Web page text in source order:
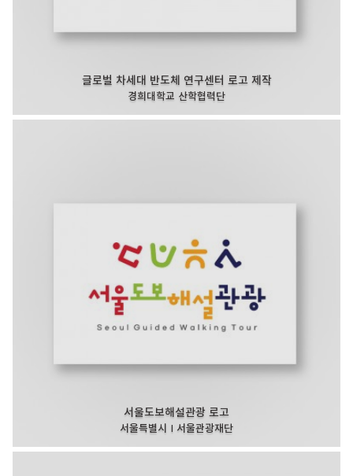
글로벌 차세대 반도체 연구센터 로고 제작
경희대학교 산학협력단
서울도보해설관광 로고
서울특별시 I 서울관광재단